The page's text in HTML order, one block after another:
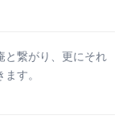
と繋がり、更にそれ
す。